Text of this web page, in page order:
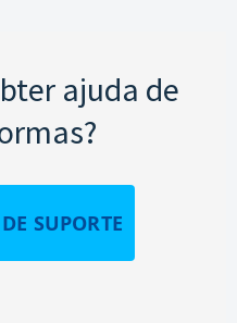
ajuda de
SUPORTE